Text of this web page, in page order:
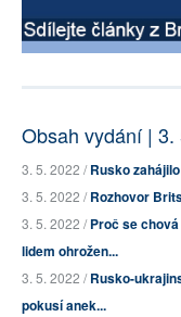
Obsah vydání | 3.
3. 5. 2022 /Rusko
3. 5. 2022 /Rozhovor
3. 5. 2022 /Proč se
lidem ohrožen...
3. 5. 2022 /Rusko-
pokusí anek...